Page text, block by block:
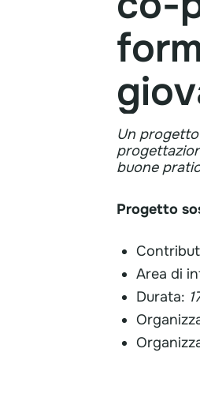
​​​​Un
buone
Progetto
Area di
Durata: